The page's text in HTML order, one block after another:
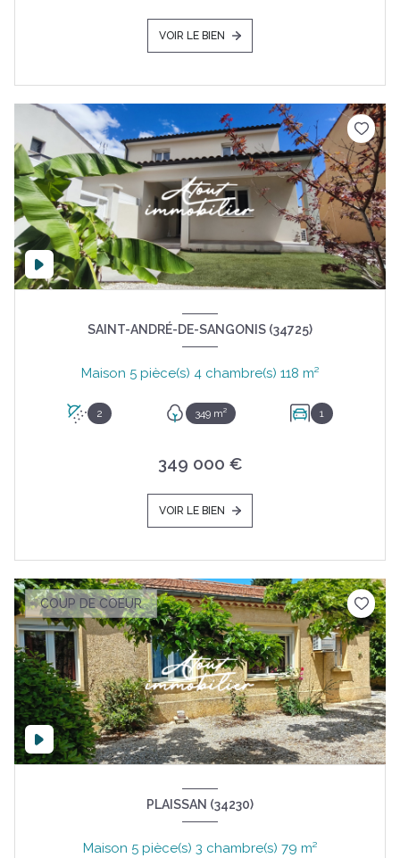
VOIR LE BIEN
SAINT-ANDRÉ-DE-SANGONIS (34725)
Maison 5 pièce(s) 4 chambre(s) 118 m²
2 349 m² 1
349 000 €
VOIR LE BIEN
COUP DE COEUR
PLAISSAN (34230)
Maison 5 pièce(s) 3 chambre(s) 79 m²